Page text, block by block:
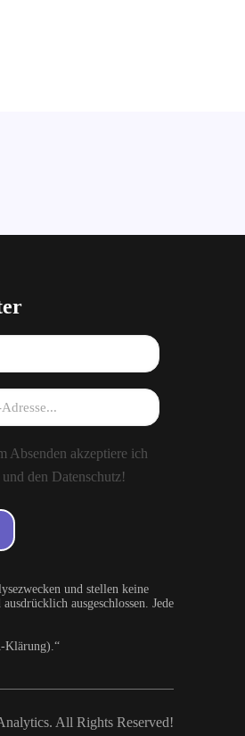
Absenden akzeptiere ich
den Datenschutz!
und stellen keine
ausgeschlossen. Jede
Klärung).“
All Rights Reserved!